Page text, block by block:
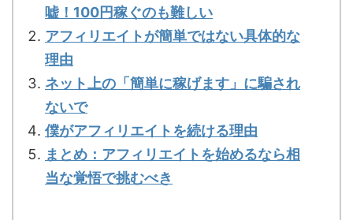
嘘！100円稼ぐのも難しい
アフィリエイトが簡単ではない具体的な
理由
ネット上の「簡単に稼げます」に騙され
ないで
僕がアフィリエイトを続ける理由
まとめ：アフィリエイトを始めるなら相
当な覚悟で挑むべき